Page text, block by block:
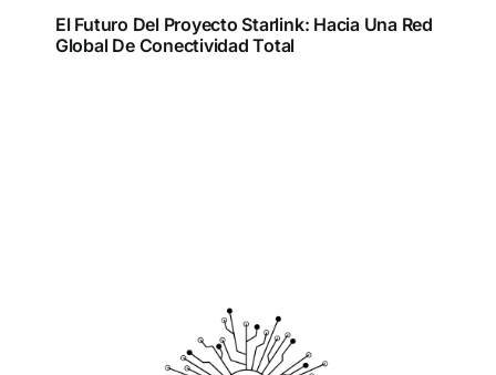
El Futuro Del Proyecto Starlink: Hacia Una Red
Global De Conectividad Total